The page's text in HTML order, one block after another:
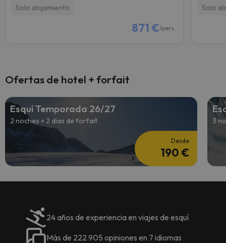
Solo alojamiento
871 €/pers.
Solo
Ofertas de hotel + forfait
Esquí Temporada 26/27
2 noches + 2 días de forfait
Desde
190 €
3
24 años de experiencia en viajes de esquí
Más de 222.905 opiniones en 7 idiomas